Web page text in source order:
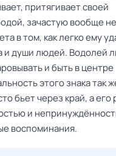
притягивает своей
зачастую вообще не
в том, как легко ему
и души людей. Водолей
и быть в центре
этого знака так
бьет через край, а его
и
воспоминания.